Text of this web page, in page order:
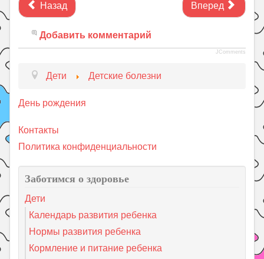
Назад Вперед
Добавить комментарий
JComments
Дети Детские болезни
День рождения
Контакты
Политика конфиденциальности
Заботимся о здоровье
Дети
Календарь развития ребенка
Нормы развития ребенка
Кормление и питание ребенка